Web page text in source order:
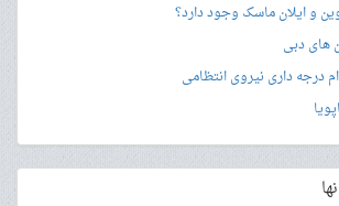
و ایلان ماسک وجود دارد؟
های دبی